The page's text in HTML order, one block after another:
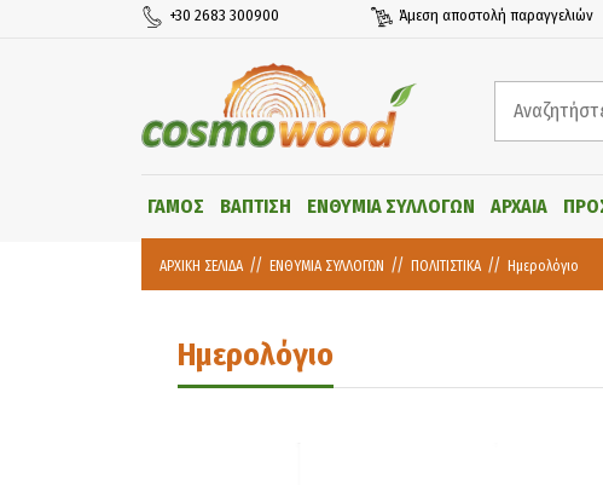
+30 2683 300900 Άμεση αποστολή παραγγελιών
ΓΑΜΟΣ ΒΑΠΤΙΣΗ ΕΝΘΥΜΙΑ ΣΥΛΛΟΓΩΝ ΑΡΧΑΙΑ
ΑΡΧΙΚΗ ΣΕΛΙΔΑ ΕΝΘΥΜΙΑ ΣΥΛΛΟΓΩΝ ΠΟΛΙΤΙΣΤΙΚΑ Ημερολόγιο
Ημερολόγιο